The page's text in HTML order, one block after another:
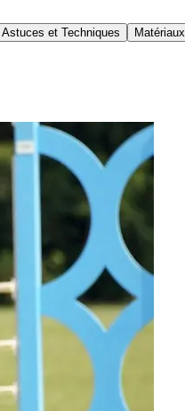
Astuces et Techniques Matériaux